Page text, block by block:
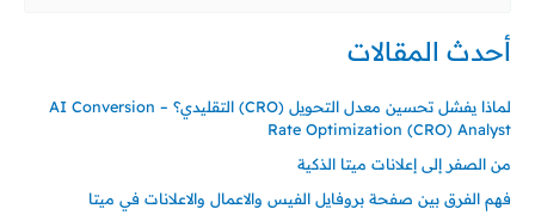
أحدث المقالات
لماذا يفشل تحسين معدل التحويل (CRO) التقليدي؟ – AI Conversion
Rate Optimization (CRO) Analyst
من الصفر إلى إعلانات ميتا الذكية
فهم الفرق بين صفحة بروفايل الفيس والاعمال والاعلانات في ميتا